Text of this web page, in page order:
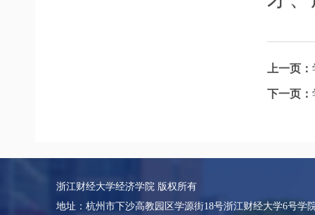
上一页：
下一页：
浙江财经大学经济学院 版权所有
地址：杭州市下沙高教园区学源街18号浙江财经大学6号学